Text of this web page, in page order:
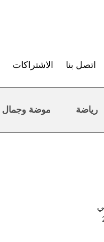
اتصل بنا الاشتراكات
رياضة موضة وجمال